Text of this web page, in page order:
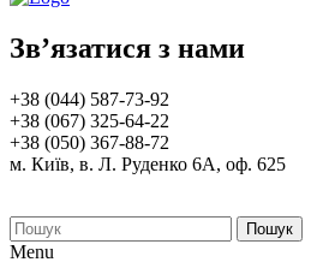
Зв’язатися з нами
+38 (044) 587-73-92
+38 (067) 325-64-22
+38 (050) 367-88-72
м. Київ, в. Л. Руденко 6А, оф. 625
Пошук
Menu